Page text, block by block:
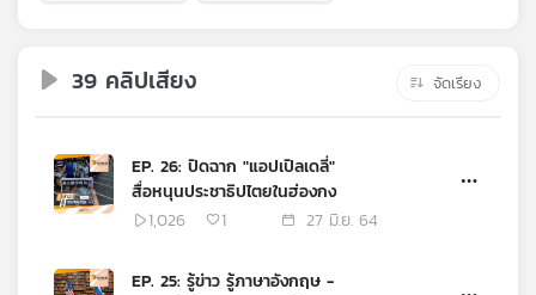
เพลง
บทความ
39 คลิปเสียง จัดเรียง
EP. 26: ปิดฉาก "แอปเปิลเดลี่"
สื่อหนุนประชาธิปไตยในฮ่องกง
1,026
1 27 มิ.ย. 64
EP. 25: รู้ข่าว รู้ภาษาอังกฤษ -